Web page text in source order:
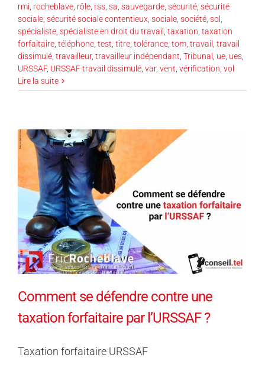
rmi, rocheblave, rôle, rss, sa, sauvegarde, sécurité, sécurité
sociale, sécurité sociale contentieux, sociale, société, sol ,
spécialiste, spécialiste en droit du travail , taxation, taxation
forfaitaire, téléphone, test, titre, tolérance, tom, travail , travail
dissimulé, travailleur, travailleur indépendant, Tribunal , ue, ues,
URSSAF, URSSAF travail dissimulé, var, vent, vérification, vol
Lire la suite
Comment se défendre contre une
taxation forfaitaire par l’URSSAF ?
Taxation forfaitaire URSSAF